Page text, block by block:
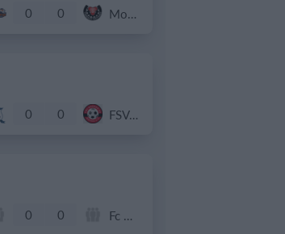
0 0 Motor Tambach Dietharz II
0 0 FSV Wacker 03 Gotha
0 0 Fc Blau Weiss Oberburg